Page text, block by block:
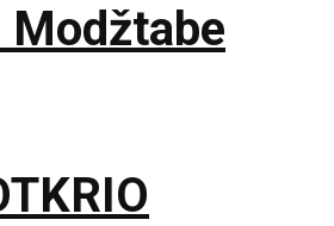
Modžtabe